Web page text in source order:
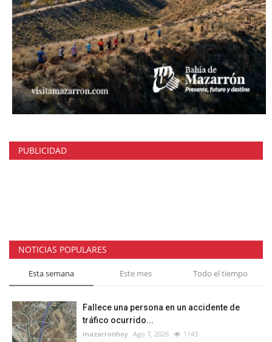
PUBLICIDAD
NOTICIAS POPULARES
Esta semana Este mes Todo el tiempo
Fallece una persona en un accidente de
tráfico ocurrido...
mazarronhoy Ago 7, 2026 1143